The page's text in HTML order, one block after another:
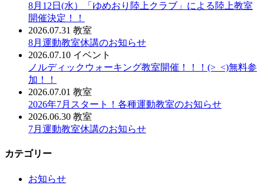
8月12日(水）「ゆめおり陸上クラブ」による陸上教室
開催決定！！
2026.07.31 教室
8月運動教室休講のお知らせ
2026.07.10 イベント
ノルディックウォーキング教室開催！！！(>_<)無料参
加！！
2026.07.01 教室
2026年7月スタート！各種運動教室のお知らせ
2026.06.30 教室
7月運動教室休講のお知らせ
カテゴリー
お知らせ